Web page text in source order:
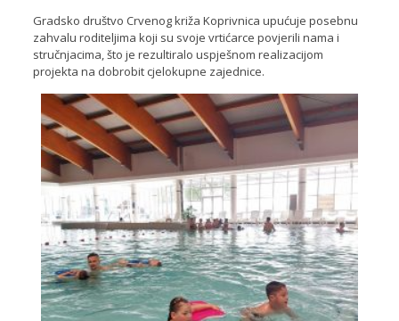
Gradsko društvo Crvenog križa Koprivnica upućuje posebnu
zahvalu roditeljima koji su svoje vrtićarce povjerili nama i
stručnjacima, što je rezultiralo uspješnom realizacijom
projekta na dobrobit cjelokupne zajednice.